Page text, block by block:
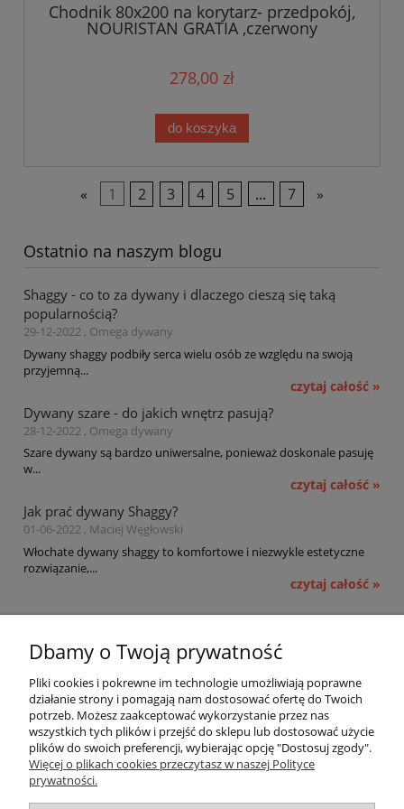
Chodnik 80x200 na korytarz- przedpokój,
NOURISTAN GRATIA ,czerwony
orientalny wzór płasko tkany
278,00 zł
do koszyka
« 1 2 3 4 5 ... 7 »
Ostatnio na naszym blogu
Shaggy - co to za dywany i dlaczego cieszą się taką
popularnością?
29-12-2022 , Omega dywany
Dywany shaggy podbiły serca wielu osób ze względu na swoją
przyjemną...
czytaj całość »
Dywany szare - do jakich wnętrz pasują?
28-12-2022 , Omega dywany
Szare dywany są bardzo uniwersalne, ponieważ doskonale pasuję
w...
czytaj całość »
Jak prać dywany Shaggy?
01-06-2022 , Maciej Węgłowski
Włochate dywany shaggy to komfortowe i niezwykle estetyczne
rozwiązanie,...
czytaj całość »
Płatności i dostawa
Informacje
Dbamy o Twoją prywatność
Pliki cookies i pokrewne im technologie umożliwiają poprawne
działanie strony i pomagają nam dostosować ofertę do Twoich
potrzeb. Możesz zaakceptować wykorzystanie przez nas
wszystkich tych plików i przejść do sklepu lub dostosować użycie
plików do swoich preferencji, wybierając opcję "Dostosuj zgody".
Więcej o plikach cookies przeczytasz w naszej Polityce
prywatności.